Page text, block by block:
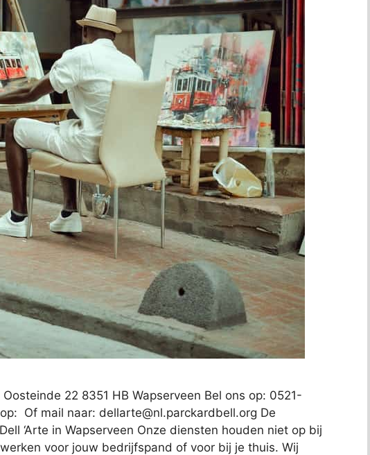
Oosteinde 22 8351 HB Wapserveen Bel ons op: 0521-
Of mail naar: dellarte@nl.parckardbell.org De
‘Arte in Wapserveen Onze diensten houden niet op bij
voor jouw bedrijfspand of voor bij je thuis. Wij